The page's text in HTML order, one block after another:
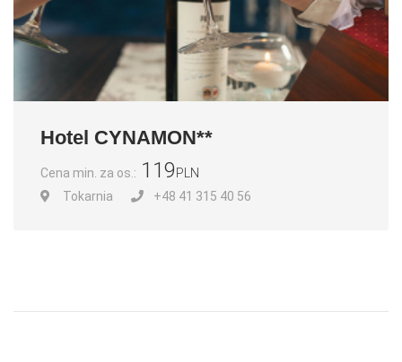
Hotel CYNAMON**
Cena min. za os.: 119 PLN
Tokarnia
+48 41 315 40 56